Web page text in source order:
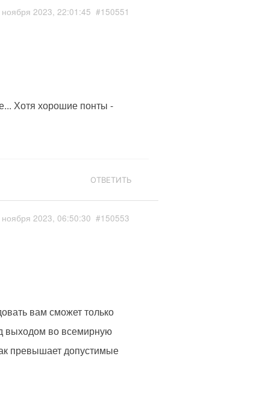
ноября 2023, 22:01:45 #150551
Хотя хорошие понты -
ОТВЕТИТЬ
ноября 2023, 06:50:30 #150553
вам сможет только
выходом во всемирную
превышает допустимые